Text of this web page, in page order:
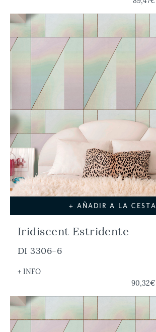
+ AÑADIR A LA CESTA
Iridiscent Estridente
DI 3306-6
+ INFO
90,32€